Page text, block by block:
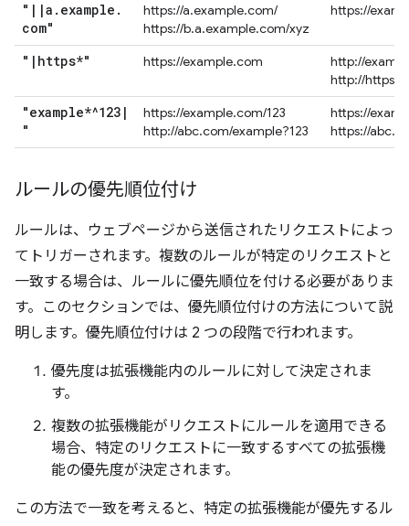
" | |a . example .
com"
https://a.example.com/
https://b.a.example.com/xyz
https://
" | https*" https://example.com
http://
http://
"example*^123 |
"
https://example.com/123
http://abc.com/example?123
https://
https://
ルールの優先順位付け
ルールは、ウェブページから送信されたリクエストによっ
てトリガーされます。複数のルールが特定のリクエストと
一致する場合は、ルールに優先順位を付ける必要がありま
す。このセクションでは、優先順位付けの方法について説
明します。優先順位付けは 2 つの段階で行われます。
優先度は拡張機能内のルールに対して決定されま
す。
複数の拡張機能がリクエストにルールを適用できる
場合、特定のリクエストに一致するすべての拡張機
能の優先度が決定されます。
この方法で一致を考えると、特定の拡張機能が優先するル